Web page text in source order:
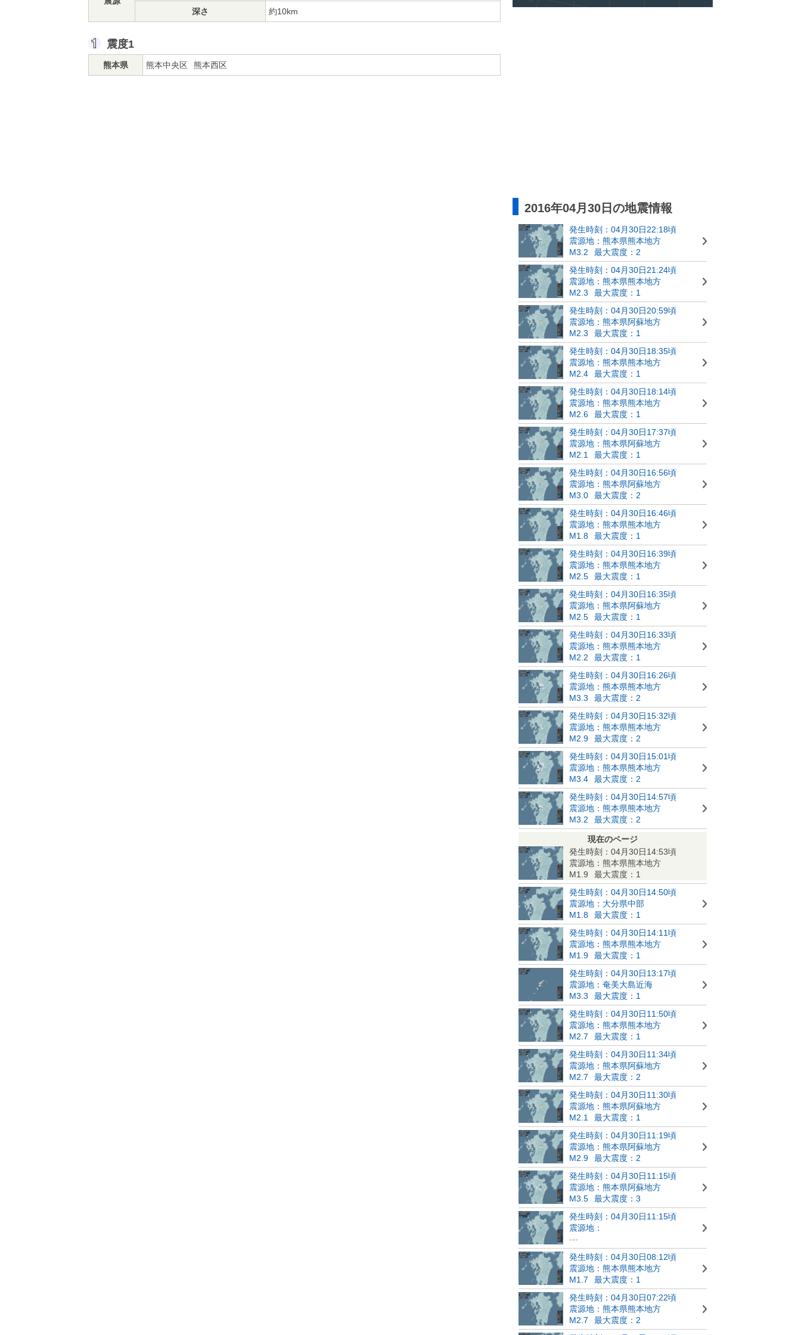
深さ
約10km
震度1
熊本県 熊本中央区 熊本西区
2016年04月30日の地震情報
発生時刻：04月30日22:18頃
震源地：熊本県熊本地方
M3.2
最大震度：2
発生時刻：04月30日21:24頃
震源地：熊本県熊本地方
M2.3
最大震度：1
発生時刻：04月30日20:59頃
震源地：熊本県阿蘇地方
M2.3
最大震度：1
発生時刻：04月30日18:35頃
震源地：熊本県熊本地方
M2.4
最大震度：1
発生時刻：04月30日18:14頃
震源地：熊本県熊本地方
M2.6
最大震度：1
発生時刻：04月30日17:37頃
震源地：熊本県阿蘇地方
M2.1
最大震度：1
発生時刻：04月30日16:56頃
震源地：熊本県阿蘇地方
M3.0
最大震度：2
発生時刻：04月30日16:46頃
震源地：熊本県熊本地方
M1.8
最大震度：1
発生時刻：04月30日16:39頃
震源地：熊本県熊本地方
M2.5
最大震度：1
発生時刻：04月30日16:35頃
震源地：熊本県阿蘇地方
M2.5
最大震度：1
発生時刻：04月30日16:33頃
震源地：熊本県熊本地方
M2.2
最大震度：1
発生時刻：04月30日16:26頃
震源地：熊本県熊本地方
M3.3
最大震度：2
発生時刻：04月30日15:32頃
震源地：熊本県熊本地方
M2.9
最大震度：2
発生時刻：04月30日15:01頃
震源地：熊本県熊本地方
M3.4
最大震度：2
発生時刻：04月30日14:57頃
震源地：熊本県熊本地方
M3.2
最大震度：2
現在のページ
発生時刻：04月30日14:53頃
震源地：熊本県熊本地方
M1.9
最大震度：1
発生時刻：04月30日14:50頃
震源地：大分県中部
M1.8
最大震度：1
発生時刻：04月30日14:11頃
震源地：熊本県熊本地方
M1.9
最大震度：1
発生時刻：04月30日13:17頃
震源地：奄美大島近海
M3.3
最大震度：1
発生時刻：04月30日11:50頃
震源地：熊本県熊本地方
M2.7
最大震度：1
発生時刻：04月30日11:34頃
震源地：熊本県阿蘇地方
M2.7
最大震度：2
発生時刻：04月30日11:30頃
震源地：熊本県阿蘇地方
M2.1
最大震度：1
発生時刻：04月30日11:19頃
震源地：熊本県阿蘇地方
M2.9
最大震度：2
発生時刻：04月30日11:15頃
震源地：熊本県阿蘇地方
M3.5
最大震度：3
発生時刻：04月30日11:15頃
震源地：
---
発生時刻：04月30日08:12頃
震源地：熊本県熊本地方
M1.7
最大震度：1
発生時刻：04月30日07:22頃
震源地：熊本県熊本地方
M2.7
最大震度：2